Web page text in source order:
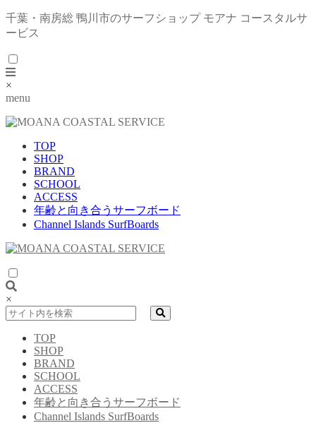
千葉・南房総 鴨川市のサーフショップ モアナ コースタルサ
ービス
×
menu
TOP
SHOP
BRAND
SCHOOL
ACCESS
年齢と向き合うサーフボード
Channel Islands SurfBoards
×
TOP
SHOP
BRAND
SCHOOL
ACCESS
年齢と向き合うサーフボード
Channel Islands SurfBoards